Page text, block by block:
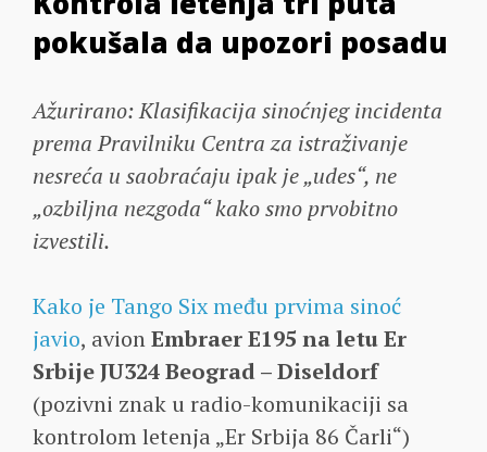
pokušala da upozori posadu
Ažurirano: Klasifikacija sinoćnjeg incidenta
prema Pravilniku Centra za istraživanje
nesreća u saobraćaju ipak je „udes“, ne
„ozbiljna nezgoda“ kako smo prvobitno
izvestili.
Kako je Tango Six među prvima sinoć
javio, avionEmbraer E195 na letu Er
Srbije JU324 Beograd – Diseldorf
(pozivni znak u radio-komunikaciji sa
kontrolom letenja „Er Srbija 86 Čarli“)